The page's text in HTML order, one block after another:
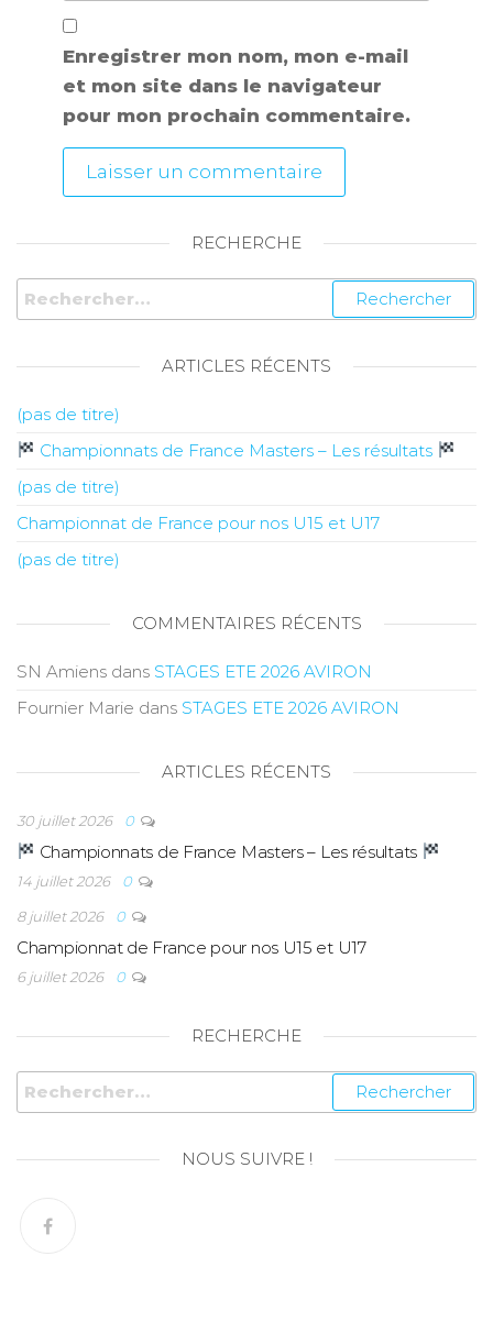
Enregistrer mon nom, mon e-mail
et mon site dans le navigateur
pour mon prochain commentaire.
RECHERCHE
ARTICLES RÉCENTS
(pas de titre)
Championnats de France Masters – Les résultats
(pas de titre)
Championnat de France pour nos U15 et U17
(pas de titre)
COMMENTAIRES RÉCENTS
SN Amiens dans STAGES ETE 2026 AVIRON
Fournier Marie dans STAGES ETE 2026 AVIRON
ARTICLES RÉCENTS
30 juillet 2026 0
Championnats de France Masters – Les résultats
14 juillet 2026
0
8 juillet 2026
0
Championnat de France pour nos U15 et U17
6 juillet 2026 0
RECHERCHE
NOUS SUIVRE !